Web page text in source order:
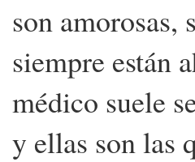
son amorosas,
siempre están
médico suele
y ellas son las